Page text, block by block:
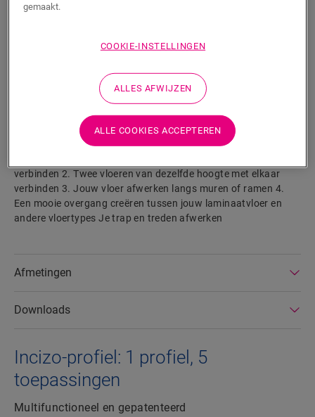
Productkenmerken
Dit enkele profiel biedt meerdere oplossingen om jouw vloer af
aan een muur of raam. Snij het Incizo-basisprofiel simpelweg
in de gewenste vorm met het meegeleverde Incizo-mes. Het
profiel past perfect bij de kleur van jouw vloer. Een verpakking
bevat één Incizo-profiel, één Incizo-mes en één plastic rail.
Voor een waterdichte afwerking kan je het best combineren
met de schuimstrip en de Hydrokit. Met het Incizo-profiel kun
verbinden 2. Twee vloeren van dezelfde hoogte met elkaar
verbinden 3. Jouw vloer afwerken langs muren of ramen 4.
Een mooie overgang creëren tussen jouw laminaatvloer en
andere vloertypes Je trap en treden afwerken
Afmetingen
Downloads
Incizo-profiel: 1 profiel, 5
toepassingen
Multifunctioneel en gepatenteerd
gemaakt.
COOKIE-INSTELLINGEN
ALLES AFWIJZEN
ALLE COOKIES ACCEPTEREN